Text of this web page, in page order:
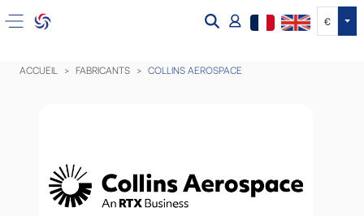
€
ACCUEIL FABRICANTS COLLINS AEROSPACE